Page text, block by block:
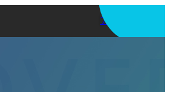
アプリを使う